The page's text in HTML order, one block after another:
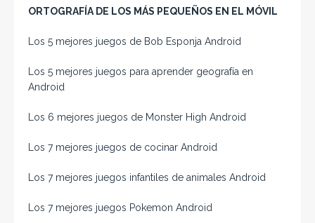
ORTOGRAFÍA DE LOS MÁS PEQUEÑOS EN EL MÓVIL
Los 5 mejores juegos de Bob Esponja Android
Los 5 mejores juegos para aprender geografía en
Android
Los 6 mejores juegos de Monster High Android
Los 7 mejores juegos de cocinar Android
Los 7 mejores juegos infantiles de animales Android
Los 7 mejores juegos Pokemon Android